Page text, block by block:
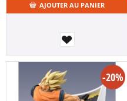
AJOUTER AU PANIER
-20%